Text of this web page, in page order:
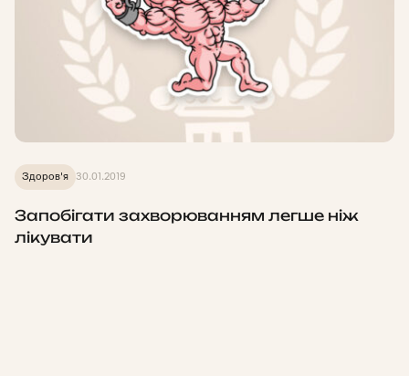
Здоров'я 30.01.2019
Запобігати захворюванням легше ніж
лікувати